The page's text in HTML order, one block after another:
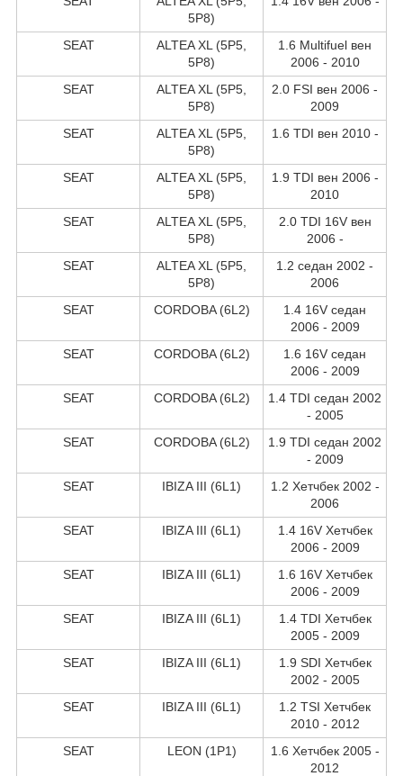
5P8)
SEAT
ALTEA XL (5P5,
5P8)
1.6 Multifuel вен
2006 - 2010
SEAT
ALTEA XL (5P5,
5P8)
2.0 FSI вен 2006 -
2009
SEAT
ALTEA XL (5P5,
5P8)
1.6 TDI вен 2010 -
SEAT
ALTEA XL (5P5,
5P8)
1.9 TDI вен 2006 -
2010
SEAT
ALTEA XL (5P5,
5P8)
2.0 TDI 16V вен
2006 -
SEAT
ALTEA XL (5P5,
5P8)
1.2 седан 2002 -
2006
SEAT
CORDOBA (6L2)
1.4 16V седан
2006 - 2009
SEAT
CORDOBA (6L2)
1.6 16V седан
2006 - 2009
SEAT
CORDOBA (6L2)
1.4 TDI седан 2002
- 2005
SEAT
CORDOBA (6L2)
1.9 TDI седан 2002
- 2009
SEAT
IBIZA III (6L1)
1.2 Хетчбек 2002 -
2006
SEAT
IBIZA III (6L1)
1.4 16V Хетчбек
2006 - 2009
SEAT
IBIZA III (6L1)
1.6 16V Хетчбек
2006 - 2009
SEAT
IBIZA III (6L1)
1.4 TDI Хетчбек
2005 - 2009
SEAT
IBIZA III (6L1)
1.9 SDI Хетчбек
2002 - 2005
SEAT
IBIZA III (6L1)
1.2 TSI Хетчбек
2010 - 2012
SEAT
LEON (1P1)
1.6 Хетчбек 2005 -
2012